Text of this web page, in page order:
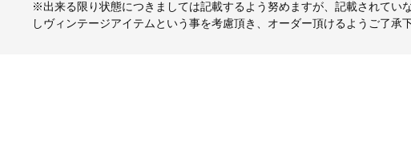
※出来る限り状態につきましては記載するよう努めますが、記載されてい
しヴィンテージアイテムという事を考慮頂き、オーダー頂けるようご了承下